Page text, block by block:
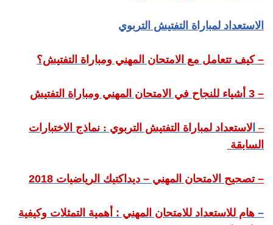
الاستعداد لمباراة التفتيش التربوي
– كيف تتعامل مع الامتحان المهني ومباراة التفتيش؟
– 3 أشياء للنجاح في الامتحان المهني ومباراة التفتيش
– لاستعداد لمباراة التفتيش التربوي : نماذج الاختبارات
السابقة
–تصحيح الامتحان المهني – ديداكتيك الرياضيات 2018
– هام للاستعداد للامتحان المهني : أهمية التمثلات وكيفية